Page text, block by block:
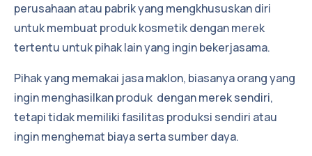
perusahaan atau pabrik yang mengkhususkan diri
untuk membuat produk kosmetik dengan merek
tertentu untuk pihak lain yang ingin bekerjasama.
Pihak yang memakai jasa maklon, biasanya orang yang
ingin menghasilkan produk dengan merek sendiri,
tetapi tidak memiliki fasilitas produksi sendiri atau
ingin menghemat biaya serta sumber daya.